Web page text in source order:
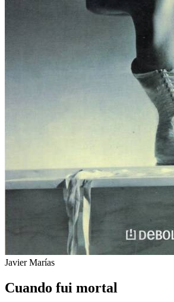
Javier Marías
Cuando fui mortal